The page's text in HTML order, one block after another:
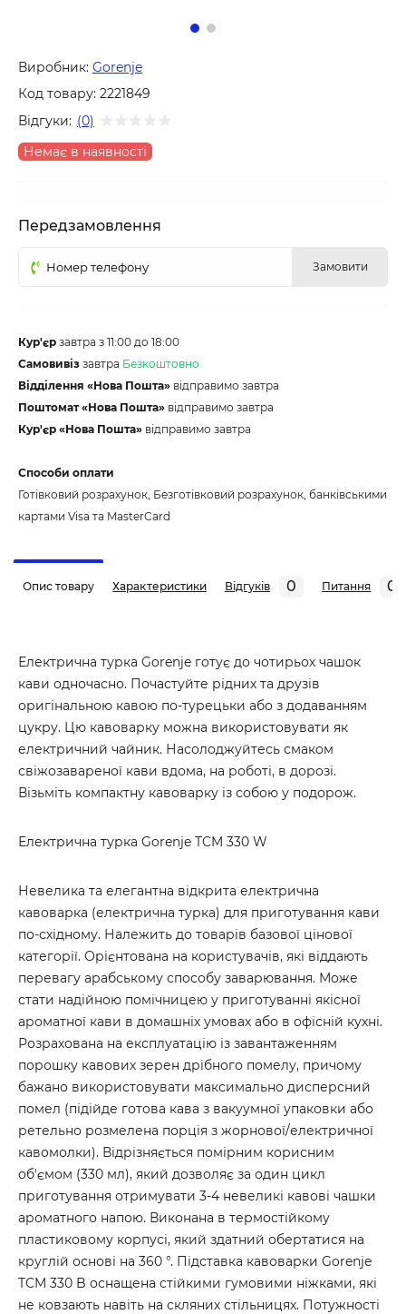
Виробник: Gorenje
Код товару: 2221849
Відгуки: (0)
Немає в наявності
Передзамовлення
Замовити
Кур'єр завтра з 11:00 до 18:00
Самовивіз завтра Безкоштовно
Відділення «Нова Пошта» відправимо завтра
Поштомат «Нова Пошта» відправимо завтра
Кур'єр «Нова Пошта» відправимо завтра
Способи оплати
Готівковий розрахунок, Безготівковий розрахунок, банківськими
картами Visa та MasterCard
Опис товару Характеристики Відгуків 0 Питання 0
Електрична турка Gorenje готує до чотирьох чашок
кави одночасно. Почастуйте рідних та друзів
оригінальною кавою по-турецьки або з додаванням
цукру. Цю кавоварку можна використовувати як
електричний чайник. Насолоджуйтесь смаком
свіжозавареної кави вдома, на роботі, в дорозі.
Візьміть компактну кавоварку із собою у подорож.
Електрична турка Gorenje TCM 330 W
Невелика та елегантна відкрита електрична
кавоварка (електрична турка) для приготування кави
по-східному. Належить до товарів базової цінової
категорії. Орієнтована на користувачів, які віддають
перевагу арабському способу заварювання. Може
стати надійною помічницею у приготуванні якісної
ароматної кави в домашніх умовах або в офісній кухні.
Розрахована на експлуатацію із завантаженням
порошку кавових зерен дрібного помелу, причому
бажано використовувати максимально дисперсний
помел (підійде готова кава з вакуумної упаковки або
ретельно розмелена порція з жорнової/електричної
кавомолки). Відрізняється помірним корисним
об'ємом (330 мл), який дозволяє за один цикл
приготування отримувати 3-4 невеликі кавові чашки
ароматного напою. Виконана в термостійкому
пластиковому корпусі, який здатний обертатися на
круглій основі на 360 °. Підставка кавоварки Gorenje
TCM 330 B оснащена стійкими гумовими ніжками, які
не ковзають навіть на скляних стільницях. Потужності